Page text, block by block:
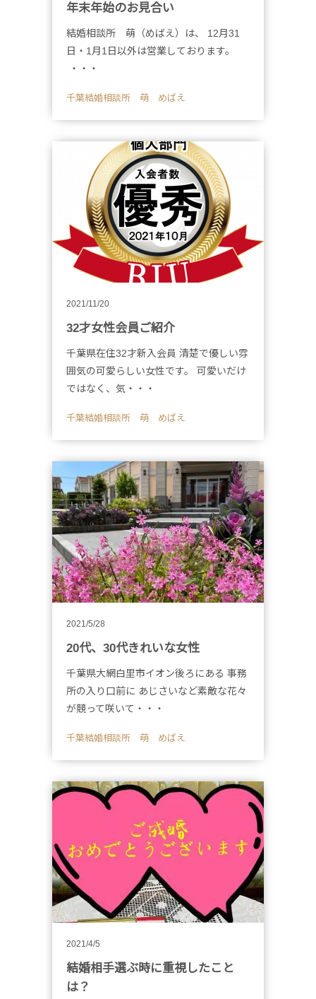
年末年始のお見合い
結婚相談所 萌（めばえ）は、 12月31
日・1月1日以外は営業しております。
・・・
千葉結婚相談所 萌 めばえ
2021/11/20
32才女性会員ご紹介
千葉県在住32才新入会員 清楚で優しい雰
囲気の可愛らしい女性です。 可愛いだけ
ではなく、気・・・
千葉結婚相談所 萌 めばえ
2021/5/28
20代、30代きれいな女性
千葉県大網白里市イオン後ろにある 事務
所の入り口前に あじさいなど素敵な花々
が競って咲いて・・・
千葉結婚相談所 萌 めばえ
2021/4/5
結婚相手選ぶ時に重視したこと
は？